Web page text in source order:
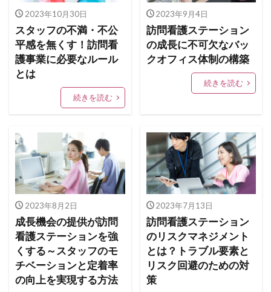
2023年10月30日
スタッフの不満・不公
平感を無くす！訪問看
護事業に必要なルール
とは
続きを読む
2023年9月4日
訪問看護ステーション
の成長に不可欠なバッ
クオフィス体制の構築
続きを読む
2023年8月2日
成長機会の提供が訪問
看護ステーションを強
くする～スタッフのモ
チベーションと定着率
の向上を実現する方法
2023年7月13日
訪問看護ステーション
のリスクマネジメント
とは？トラブル要素と
リスク回避のための対
策